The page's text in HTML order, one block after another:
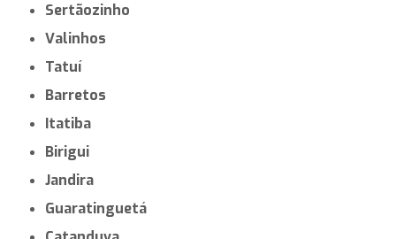
Sertãozinho
Valinhos
Tatuí
Barretos
Itatiba
Birigui
Jandira
Guaratinguetá